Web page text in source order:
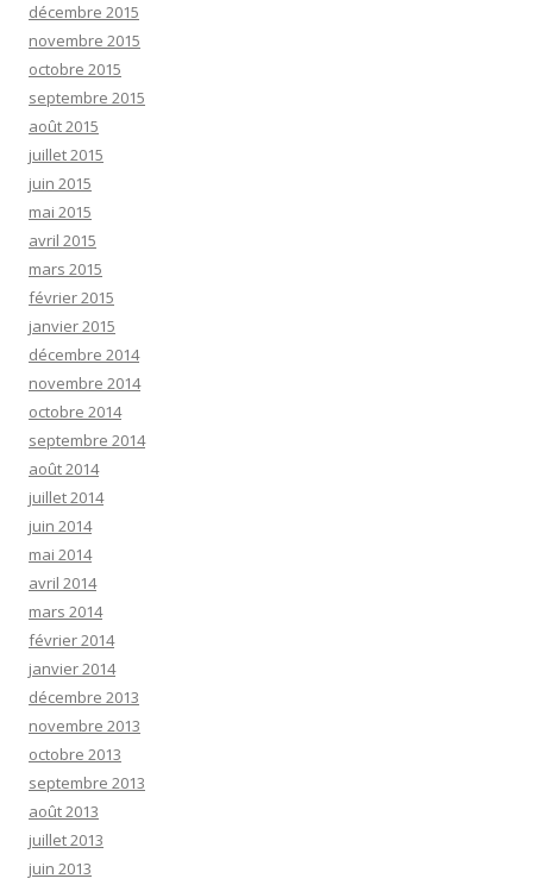
décembre 2015
novembre 2015
octobre 2015
septembre 2015
août 2015
juillet 2015
juin 2015
mai 2015
avril 2015
mars 2015
février 2015
janvier 2015
décembre 2014
novembre 2014
octobre 2014
septembre 2014
août 2014
juillet 2014
juin 2014
mai 2014
avril 2014
mars 2014
février 2014
janvier 2014
décembre 2013
novembre 2013
octobre 2013
septembre 2013
août 2013
juillet 2013
juin 2013